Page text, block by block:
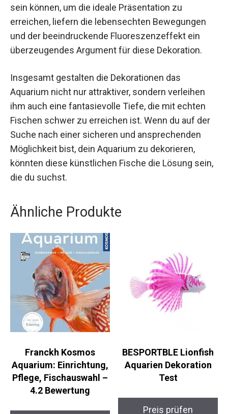
sein können, um die ideale Präsentation zu
erreichen, liefern die lebensechten Bewegungen
und der beeindruckende Fluoreszenzeffekt ein
überzeugendes Argument für diese Dekoration.
Insgesamt gestalten die Dekorationen das
Aquarium nicht nur attraktiver, sondern verleihen
ihm auch eine fantasievolle Tiefe, die mit echten
Fischen schwer zu erreichen ist. Wenn du auf der
Suche nach einer sicheren und ansprechenden
Möglichkeit bist, dein Aquarium zu dekorieren,
könnten diese künstlichen Fische die Lösung sein,
die du suchst.
Ähnliche Produkte
Franckh Kosmos
Aquarium: Einrichtung,
Pflege, Fischauswahl –
4.2 Bewertung
BESPORTBLE Lionfish
Aquarien Dekoration
Test
Preis prüfen